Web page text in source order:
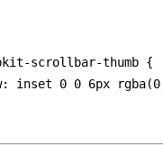
scrollbar-thumb {
inset 0 0 6px